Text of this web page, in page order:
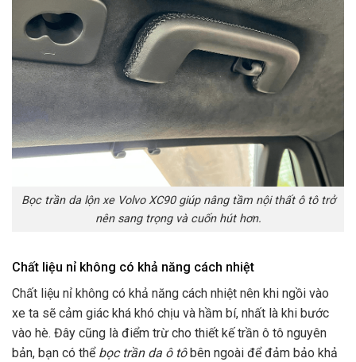
Bọc trần da lộn xe Volvo XC90 giúp nâng tầm nội thất ô tô trở
nên sang trọng và cuốn hút hơn.
Chất liệu nỉ không có khả năng cách nhiệt
Chất liệu nỉ không có khả năng cách nhiệt nên khi ngồi vào
xe ta sẽ cảm giác khá khó chịu và hầm bí, nhất là khi bước
vào hè. Đây cũng là điểm trừ cho thiết kế trần ô tô nguyên
bản, bạn có thể bọc trần da ô tô bên ngoài để đảm bảo khả